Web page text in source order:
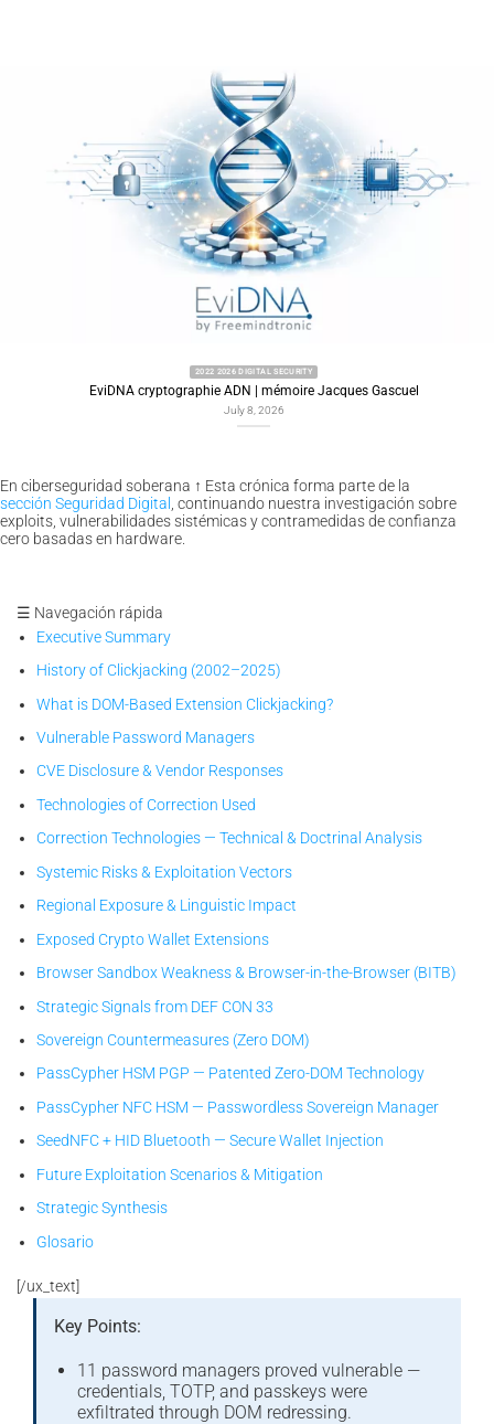
2022 2026 DIGITAL SECURITY
EviDNA cryptographie ADN | mémoire Jacques Gascuel
July 8, 2026
En ciberseguridad soberana ↑ Esta crónica forma parte de la
sección Seguridad Digital
, continuando nuestra investigación sobre
exploits, vulnerabilidades sistémicas y contramedidas de confianza
cero basadas en hardware.
☰ Navegación rápida
Executive Summary
History of Clickjacking (2002–2025)
What is DOM-Based Extension Clickjacking?
Vulnerable Password Managers
CVE Disclosure & Vendor Responses
Technologies of Correction Used
Correction Technologies — Technical & Doctrinal Analysis
Systemic Risks & Exploitation Vectors
Regional Exposure & Linguistic Impact
Exposed Crypto Wallet Extensions
Browser Sandbox Weakness & Browser-in-the-Browser (BITB)
Strategic Signals from DEF CON 33
Sovereign Countermeasures (Zero DOM)
PassCypher HSM PGP — Patented Zero-DOM Technology
PassCypher NFC HSM — Passwordless Sovereign Manager
SeedNFC + HID Bluetooth — Secure Wallet Injection
Future Exploitation Scenarios & Mitigation
Strategic Synthesis
Glosario
[/ux_text]
Key Points:
11 password managers proved vulnerable —
credentials, TOTP, and passkeys were
exfiltrated through DOM redressing.